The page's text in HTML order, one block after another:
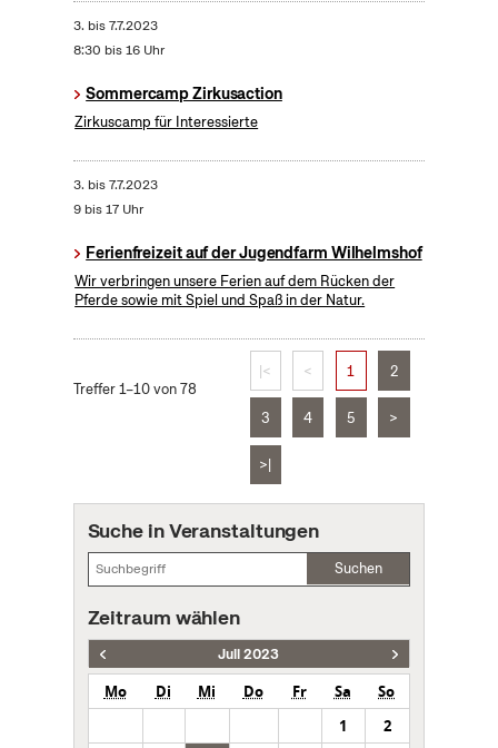
3. bis7.7.2023
8:30 bis 16 Uhr
Sommercamp Zirkusaction
Zirkuscamp für Interessierte
3. bis7.7.2023
9 bis 17 Uhr
Ferienfreizeit auf der Jugendfarm Wilhelmshof
Wir verbringen unsere Ferien auf dem Rücken der
Pferde sowie mit Spiel und Spaß in der Natur.
Treffer 1–10 von 78
|< < 1 2
3 4 5 >
>|
Suche in Veranstaltungen
Suchen
Zeitraum wählen
Juli 2023
Mo Di Mi Do Fr Sa
So
1
2